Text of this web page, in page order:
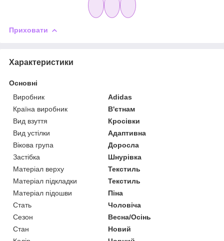
Приховати
Характеристики
Основні
Виробник
Adidas
Країна виробник
В'єтнам
Вид взуття
Кросівки
Вид устілки
Адаптивна
Вікова група
Доросла
Застібка
Шнурівка
Матеріал верху
Текстиль
Матеріал підкладки
Текстиль
Матеріал підошви
Піна
Стать
Чоловіча
Сезон
Весна/Осінь
Стан
Новий